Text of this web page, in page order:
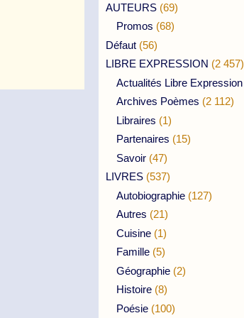
AUTEURS (69)
Promos (68)
Défaut (56)
LIBRE EXPRESSION (2 457)
Actualités Libre Expression
Archives Poèmes (2 112)
Libraires (1)
Partenaires (15)
Savoir (47)
LIVRES (537)
Autobiographie (127)
Autres (21)
Cuisine (1)
Famille (5)
Géographie (2)
Histoire (8)
Poésie (100)